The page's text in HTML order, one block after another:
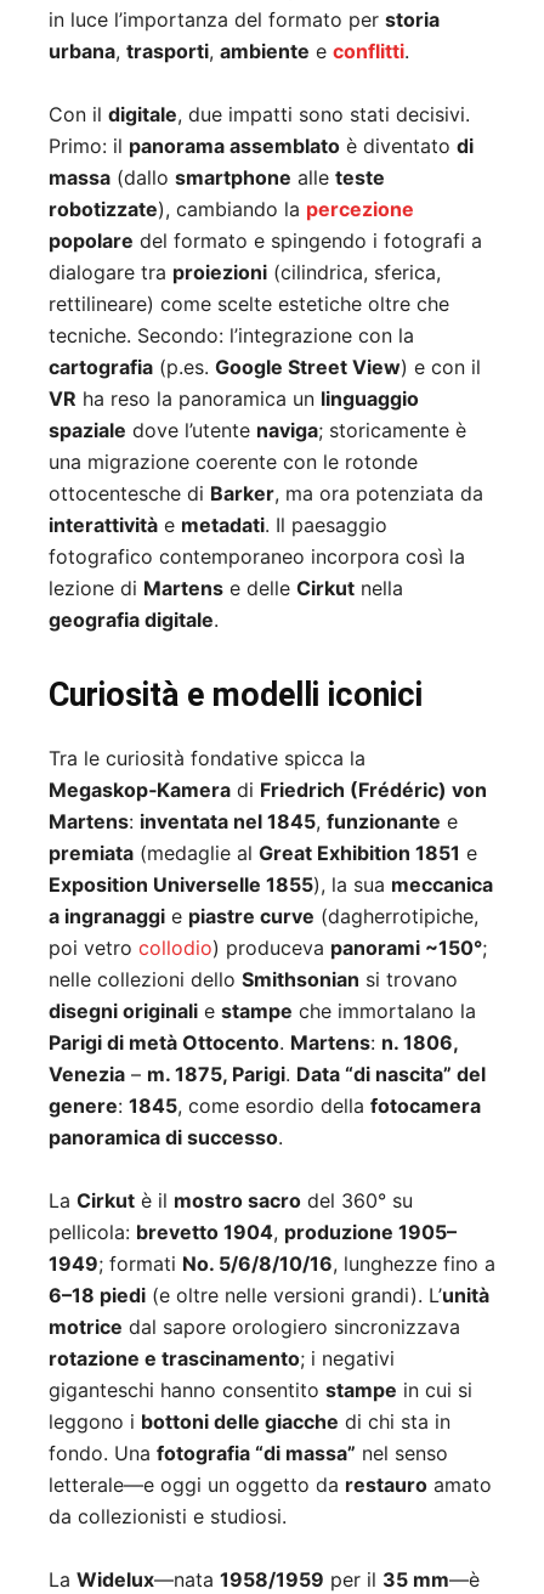
in luce l’importanza del formato per storia
urbana, trasporti, ambiente e conflitti.
Con il digitale, due impatti sono stati decisivi.
Primo: il panorama assemblato è diventato di
massa (dallo smartphone alle teste
robotizzate), cambiando la percezione
popolare del formato e spingendo i fotografi a
dialogare tra proiezioni (cilindrica, sferica,
rettilineare) come scelte estetiche oltre che
tecniche. Secondo: l’integrazione con la
cartografia (p.es. Google Street View) e con il
VR ha reso la panoramica un linguaggio
spaziale dove l’utente naviga; storicamente è
una migrazione coerente con le rotonde
ottocentesche di Barker, ma ora potenziata da
interattività e metadati. Il paesaggio
fotografico contemporaneo incorpora così la
lezione di Martens e delle Cirkut nella
geografia digitale.
Curiosità e modelli iconici
Tra le curiosità fondative spicca la
Megaskop‑Kamera di Friedrich (Frédéric) von
Martens: inventata nel 1845, funzionante e
premiata (medaglie al Great Exhibition 1851 e
Exposition Universelle 1855), la sua meccanica
a ingranaggi e piastre curve (dagherrotipiche,
poi vetro collodio) produceva panorami ~150°;
nelle collezioni dello Smithsonian si trovano
disegni originali e stampe che immortalano la
Parigi di metà Ottocento. Martens: n. 1806,
Venezia – m. 1875, Parigi. Data “di nascita” del
genere: 1845, come esordio della fotocamera
panoramica di successo.
La Cirkut è il mostro sacro del 360° su
pellicola: brevetto 1904, produzione 1905–
1949; formati No. 5/6/8/10/16, lunghezze fino a
6–18 piedi (e oltre nelle versioni grandi). L’unità
motrice dal sapore orologiero sincronizzava
rotazione e trascinamento; i negativi
giganteschi hanno consentito stampe in cui si
leggono i bottoni delle giacche di chi sta in
fondo. Una fotografia “di massa” nel senso
letterale—e oggi un oggetto da restauro amato
da collezionisti e studiosi.
La Widelux—nata 1958/1959 per il 35 mm—è